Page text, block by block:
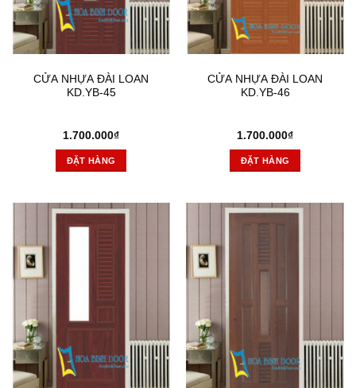
CỬA NHỰA ĐÀI LOAN
KD.YB-45
1.700.000₫
ĐẶT HÀNG
CỬA NHỰA ĐÀI LOAN
KD.YB-46
1.700.000₫
ĐẶT HÀNG